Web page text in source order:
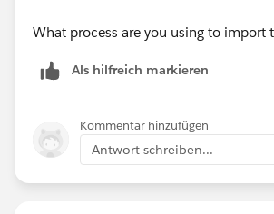
What process are you using to import
Als hilfreich markieren
Kommentar hinzufügen
Antwort schreiben...